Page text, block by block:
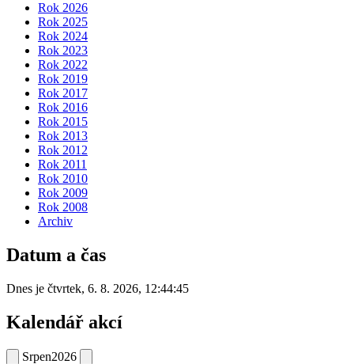
Rok 2026
Rok 2025
Rok 2024
Rok 2023
Rok 2022
Rok 2019
Rok 2017
Rok 2016
Rok 2015
Rok 2013
Rok 2012
Rok 2011
Rok 2010
Rok 2009
Rok 2008
Archiv
Datum a čas
Dnes je čtvrtek, 6. 8. 2026, 12:44:45
Kalendář akcí
Srpen2026